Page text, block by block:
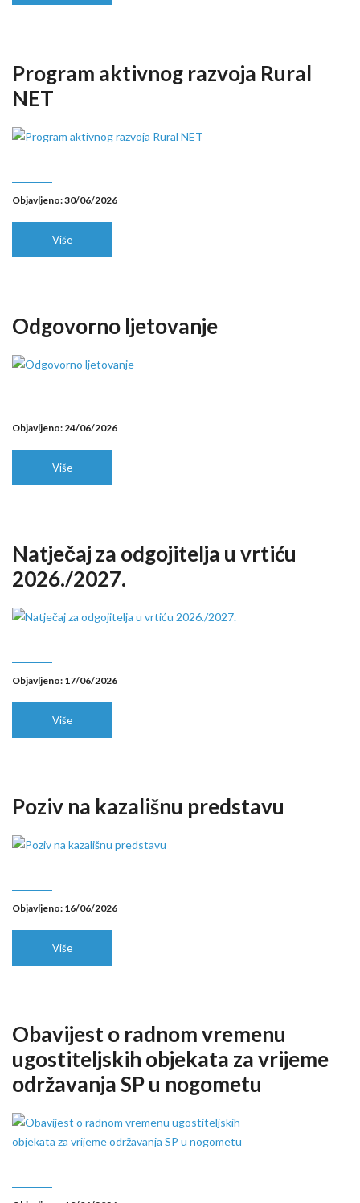
Program aktivnog razvoja Rural
NET
Objavljeno: 30/06/2026
Više
Odgovorno ljetovanje
Objavljeno: 24/06/2026
Više
Natječaj za odgojitelja u vrtiću
2026./2027.
Objavljeno: 17/06/2026
Više
Poziv na kazališnu predstavu
Objavljeno: 16/06/2026
Više
Obavijest o radnom vremenu
ugostiteljskih objekata za vrijeme
održavanja SP u nogometu